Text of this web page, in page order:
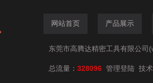
网站首页 产品展示
东莞市高腾达精密工具有限公司
总流量： 328096 管理登陆 技